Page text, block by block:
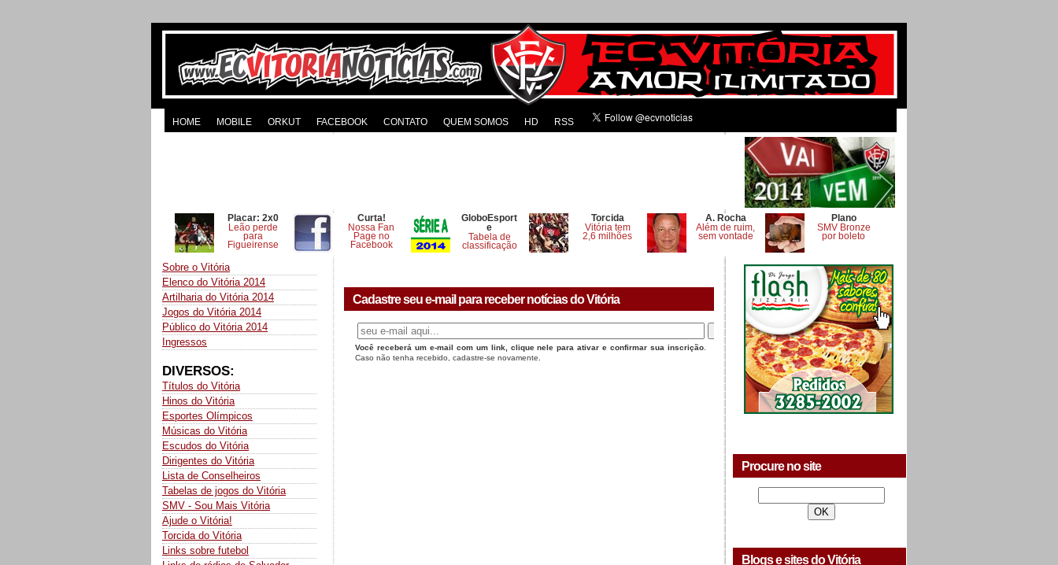
HOME MOBILE ORKUT FACEBOOK CONTATO QUEM SOMOS HD RSS
Placar: 2x0
Leão perde
para
Figueirense
Curta!
Nossa Fan
Page no
Facebook
GloboEsport
e
Tabela de
classificação
Torcida
Vitória tem
2,6 milhões
A. Rocha
Além de ruim,
sem vontade
Plano
SMV Bronze
por boleto
Sobre o Vitória
Elenco do Vitória 2014
Artilharia do Vitória 2014
Jogos do Vitória 2014
Público do Vitória 2014
Ingressos
DIVERSOS:
Títulos do Vitória
Hinos do Vitória
Esportes Olímpicos
Músicas do Vitória
Escudos do Vitória
Dirigentes do Vitória
Lista de Conselheiros
Tabelas de jogos do Vitória
SMV - Sou Mais Vitória
Ajude o Vitória!
Torcida do Vitória
Links sobre futebol
Cadastre seu e-mail para receber notícias do Vitória
Você receberá um e-mail com um link, clique nele para ativar e confirmar sua inscrição
Caso não tenha recebido, cadastre-se novamente.
Procure no site
Blogs e sites do Vitória